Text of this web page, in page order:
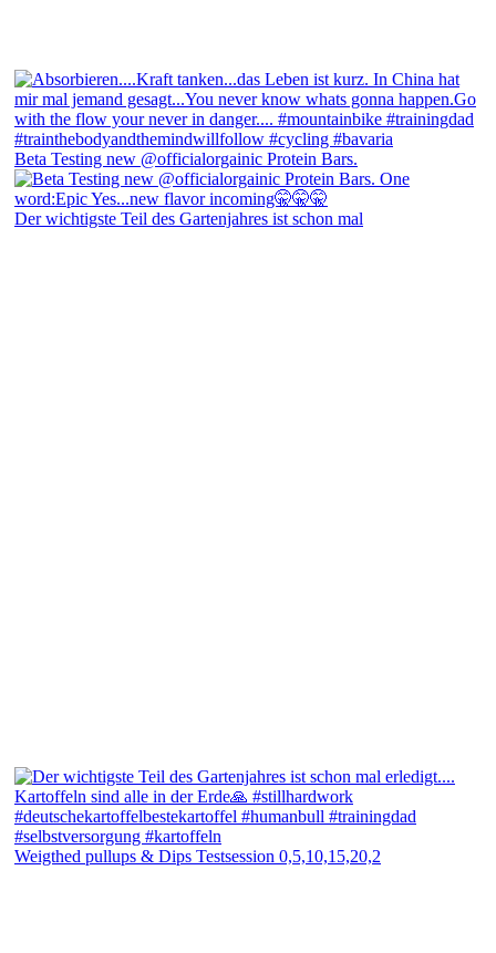
Beta Testing new @officialorgainic Protein Bars.
Der wichtigste Teil des Gartenjahres ist schon mal
Weigthed pullups & Dips Testsession 0,5,10,15,20,2